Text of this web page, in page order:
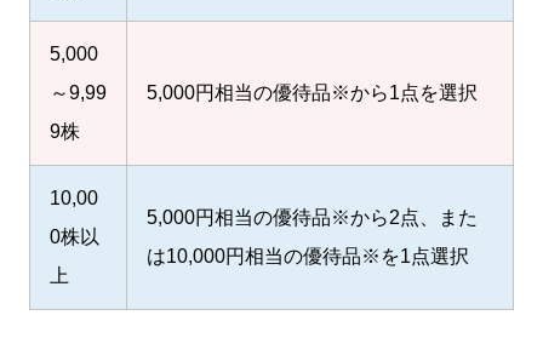
5,000
～9,99
9株
5,000円相当の優待品※から1点を選択
10,00
0株以
上
5,000円相当の優待品※から2点、また
は10,000円相当の優待品※を1点選択